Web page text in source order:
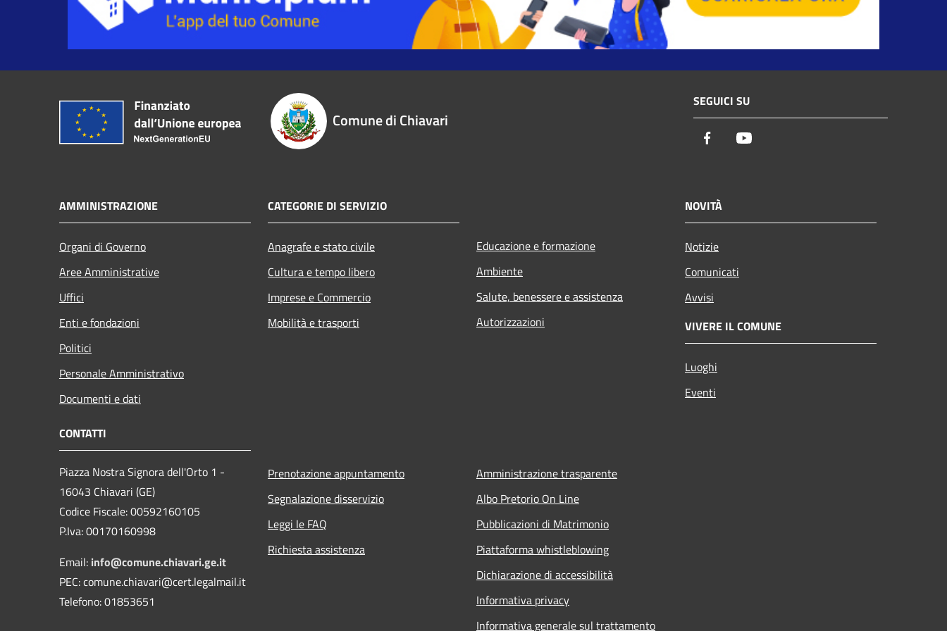
Comune di Chiavari
SEGUICI SU
Facebook
AMMINISTRAZIONE
Organi di Governo
Aree Amministrative
Uffici
Enti e fondazioni
Politici
Personale Amministrativo
Documenti e dati
CATEGORIE DI SERVIZIO
Anagrafe e stato civile
Cultura e tempo libero
Imprese e Commercio
Mobilità e trasporti
Educazione e formazione
Ambiente
Salute, benessere e assistenza
Autorizzazioni
NOVITÀ
Notizie
Comunicati
Avvisi
VIVERE IL COMUNE
Luoghi
Eventi
CONTATTI
Piazza Nostra Signora dell'Orto 1 -
16043 Chiavari (GE)
Codice Fiscale: 00592160105
P.Iva: 00170160998
Email: info@comune.chiavari.ge.it
PEC: comune.chiavari@cert.legalmail.it
Telefono: 01853651
Prenotazione appuntamento
Segnalazione disservizio
Leggi le FAQ
Richiesta assistenza
Amministrazione trasparente
Albo Pretorio On Line
Pubblicazioni di Matrimonio
Piattaforma whistleblowing
Dichiarazione di accessibilità
Informativa privacy
Informativa generale sul trattamento